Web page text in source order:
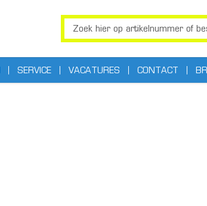
SERVICE VACATURES CONTACT